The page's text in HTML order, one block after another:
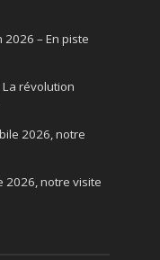
2026 – En piste
La révolution
2026, notre
2026, notre visite